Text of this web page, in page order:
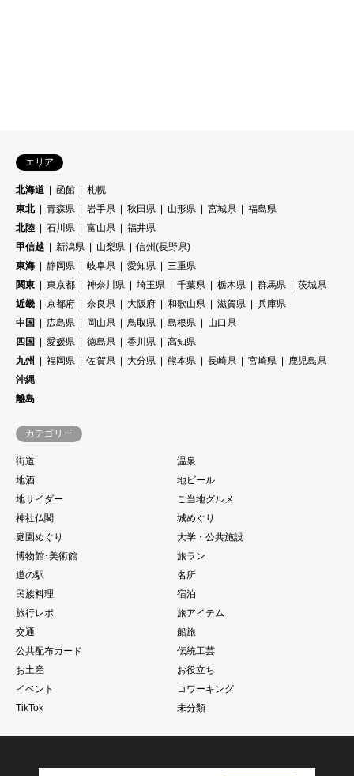
エリア
北海道 函館
札幌
東北
青森県 岩手県 秋田県 山形県 宮城県
福島県
北陸
石川県 富山県
福井県
甲信越
新潟県 山梨県
信州(長野県)
東海
静岡県 岐阜県 愛知県
三重県
関東
東京都 神奈川県 埼玉県 千葉県 栃木県 群馬県
茨城県
近畿
京都府 奈良県 大阪府 和歌山県 滋賀県
兵庫県
中国
広島県 岡山県 鳥取県 島根県
山口県
四国
愛媛県 徳島県 香川県
高知県
九州
福岡県 佐賀県 大分県 熊本県 長崎県 宮崎県
鹿児島県
沖縄
離島
カテゴリー
街道
温泉
地酒
地ビール
地サイダー
ご当地グルメ
神社仏閣
城めぐり
庭園めぐり
大学・公共施設
博物館･美術館
旅ラン
道の駅
名所
民族料理
宿泊
旅行レポ
旅アイテム
交通
船旅
公共配布カード
伝統工芸
お土産
お役立ち
イベント
コワーキング
TikTok
未分類